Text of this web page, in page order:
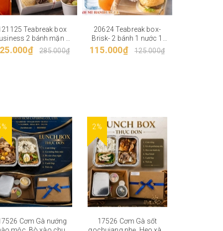
Teabreak box
2 bánh mặn 3
bánh ngọt, Trái cây,
Nước
285.000₫
20624 Teabreak box-
Brisk- 2 bánh 1 nước 1
trái cây
115.000₫ 125.000₫
Cơm Gà nướng
2%
17526 Cơm Gà sốt